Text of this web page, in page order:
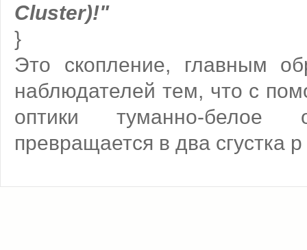
Cluster)!"
}
Это скопление, главным
наблюдателей тем, что с
оптики туманно-белое
превращается в два сгустка р